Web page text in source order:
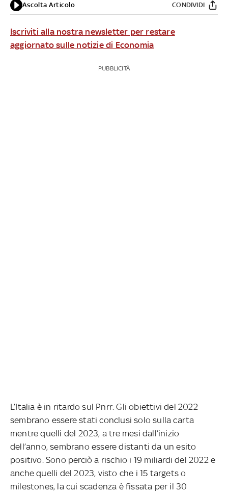
Ascolta Articolo CONDIVIDI
Iscriviti alla nostra newsletter per restare
aggiornato sulle notizie di Economia
PUBBLICITÀ
L’Italia è in ritardo sul Pnrr. Gli obiettivi del 2022
sembrano essere stati conclusi solo sulla carta
mentre quelli del 2023, a tre mesi dall’inizio
dell’anno, sembrano essere distanti da un esito
positivo. Sono perciò a rischio i 19 miliardi del 2022 e
anche quelli del 2023, visto che i 15 targets o
milestones, la cui scadenza è fissata per il 30